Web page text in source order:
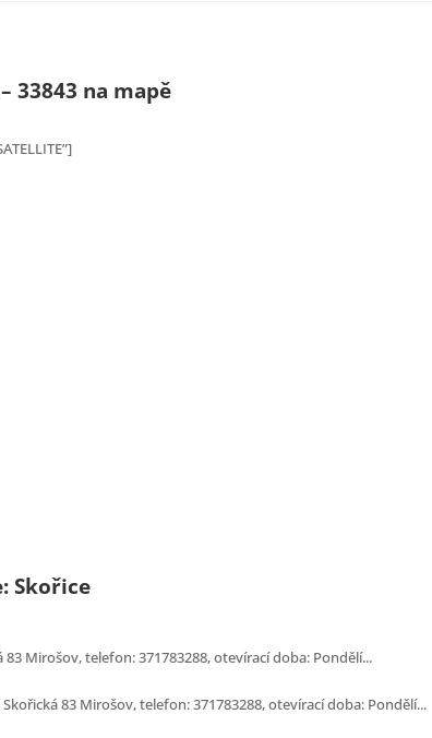
33843 na mapě
Skořice
83 Mirošov, telefon: 371783288, otevírací doba: Pondělí...
Skořická 83 Mirošov, telefon: 371783288, otevírací doba: Pondělí...